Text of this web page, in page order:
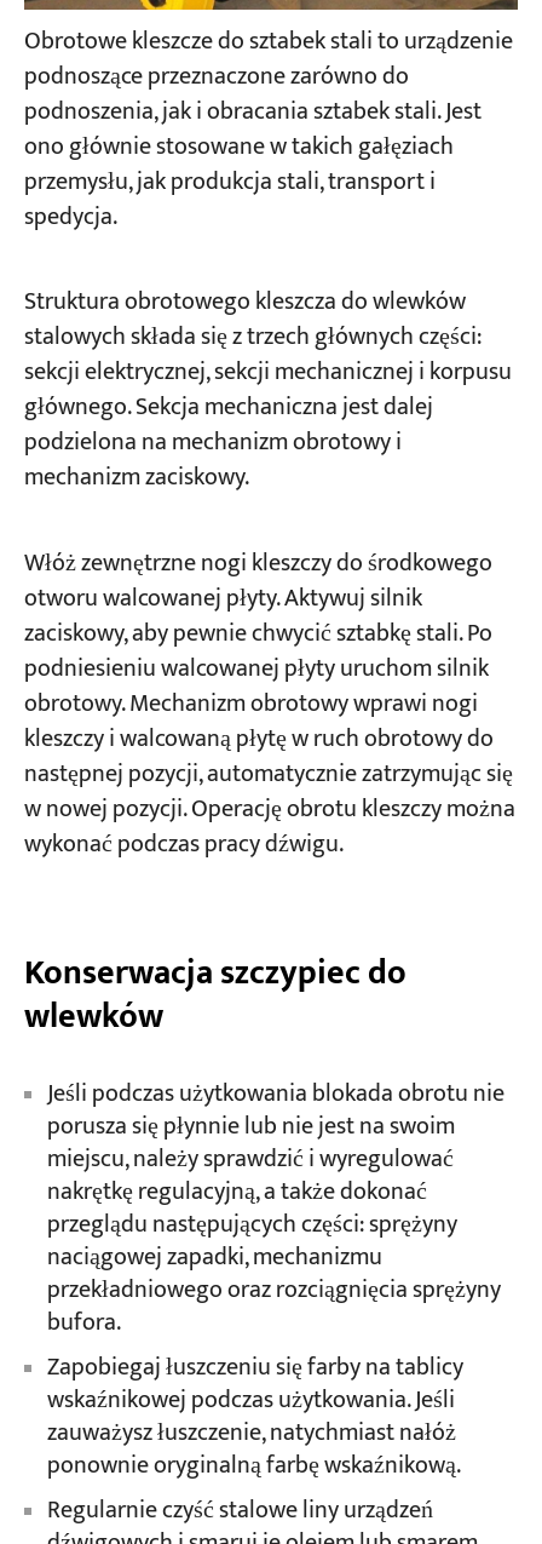
Obrotowe kleszcze do sztabek stali to urządzenie
podnoszące przeznaczone zarówno do
podnoszenia, jak i obracania sztabek stali. Jest
ono głównie stosowane w takich gałęziach
przemysłu, jak produkcja stali, transport i
spedycja.
Struktura obrotowego kleszcza do wlewków
stalowych składa się z trzech głównych części:
sekcji elektrycznej, sekcji mechanicznej i korpusu
głównego. Sekcja mechaniczna jest dalej
podzielona na mechanizm obrotowy i
mechanizm zaciskowy.
Włóż zewnętrzne nogi kleszczy do środkowego
otworu walcowanej płyty. Aktywuj silnik
zaciskowy, aby pewnie chwycić sztabkę stali. Po
podniesieniu walcowanej płyty uruchom silnik
obrotowy. Mechanizm obrotowy wprawi nogi
kleszczy i walcowaną płytę w ruch obrotowy do
następnej pozycji, automatycznie zatrzymując się
w nowej pozycji. Operację obrotu kleszczy można
wykonać podczas pracy dźwigu.
Konserwacja szczypiec do
wlewków
Jeśli podczas użytkowania blokada obrotu nie
porusza się płynnie lub nie jest na swoim
miejscu, należy sprawdzić i wyregulować
nakrętkę regulacyjną, a także dokonać
przeglądu następujących części: sprężyny
naciągowej zapadki, mechanizmu
przekładniowego oraz rozciągnięcia sprężyny
bufora.
Zapobiegaj łuszczeniu się farby na tablicy
wskaźnikowej podczas użytkowania. Jeśli
zauważysz łuszczenie, natychmiast nałóż
ponownie oryginalną farbę wskaźnikową.
Regularnie czyść stalowe liny urządzeń